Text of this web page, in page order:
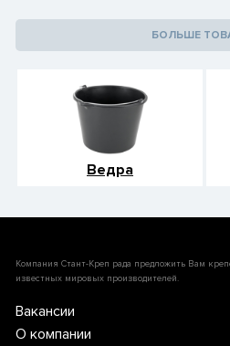
БОЛЬШЕ
Ведра
Компания Стант-Креп рада предложить Вам
известных мировых производителей.
Вакансии
О компании